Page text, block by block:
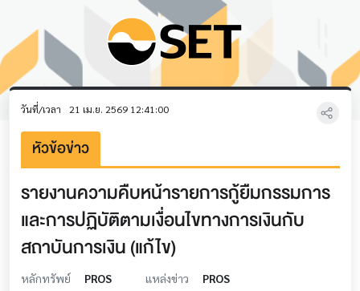
วันที่/เวลา 21 เม.ย. 2569 12:41:00
หัวข้อข่าว
รายงานความคืบหน้ารายการกู้ยืมกรรมการ
และการปฏิบัติตามเงื่อนไขทางการเงินกับ
สถาบันการเงิน (แก้ไข)
หลักทรัพย์ PROS แหล่งข่าว PROS